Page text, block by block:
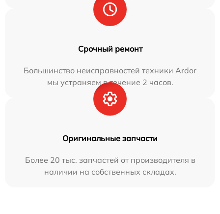
Срочный ремонт
Большинство неисправностей техники Ardor
мы устраняем в течение 2 часов.
Оригинальные запчасти
Более 20 тыс. запчастей от производителя в
наличии на собственных складах.